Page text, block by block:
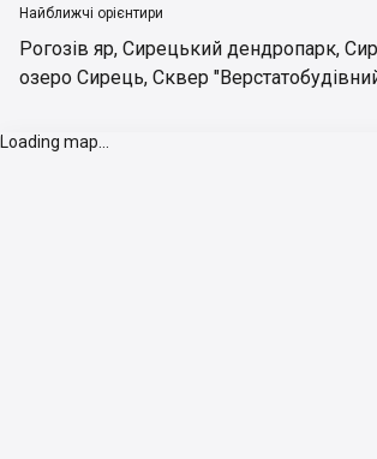
Найближчі орієнтири
Рогозів яр, Сирецький дендропарк,
озеро Сирець, Сквер
Loading map...